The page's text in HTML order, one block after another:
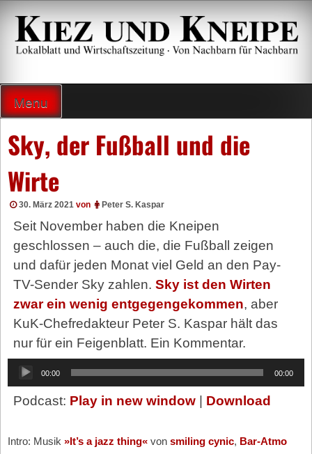
Zum
Inhalt
springen
Menu
Sky, der Fußball und die
Wirte
30. März 2021 von Peter S. Kaspar
Seit November haben die Kneipen
geschlossen – auch die, die Fußball zeigen
und dafür jeden Monat viel Geld an den Pay-
TV-Sender Sky zahlen. Sky ist den Wirten
zwar ein wenig entgegengekommen, aber
KuK-Chefredakteur Peter S. Kaspar hält das
nur für ein Feigenblatt. Ein Kommentar.
Audio-
Player
00:00 00:00
Podcast: Play in new window| Download
Intro: Musik »It’s a jazz thing« von smiling cynic, Bar-Atmo